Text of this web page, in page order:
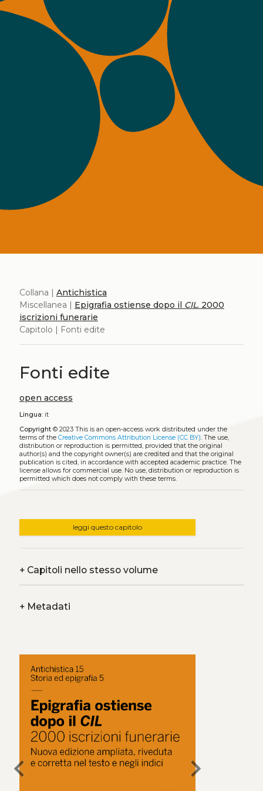
Collana | Antichistica
Miscellanea | Epigrafia ostiense dopo il CIL. 2000
iscrizioni funerarie
Capitolo | Fonti edite
Fonti edite
open access
Lingua:it
Copyright© 2023 This is an open-access work distributed under the
terms of the Creative Commons Attribution License (CC BY). The use,
distribution or reproduction is permitted, provided that the original
author(s) and the copyright owner(s) are credited and that the original
publication is cited, in accordance with accepted academic practice. The
license allows for commercial use. No use, distribution or reproduction is
permitted which does not comply with these terms.
leggi questo capitolo
+Capitoli nello stesso volume
+Metadati
chevron_left chevron_right